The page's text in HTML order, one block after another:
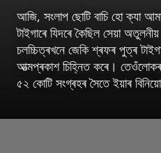
আজি, সংলাপ ছোটি বাচি হো ক্যা
টাইগাৰে যিদৰে কৈছিল সেয়া
চলচ্চিত্ৰখনে জেকি শ্ৰফৰ পুত্ৰ
আত্মপ্ৰকাশ চিহ্নিত কৰে।
৫২ কোটি সংগ্ৰহৰ সৈতে ইয়াৰ